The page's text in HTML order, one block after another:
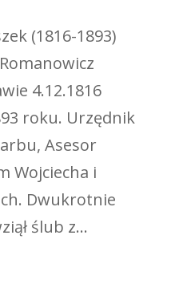
(1816-1893)
4.12.1816
roku. Urzędnik
Asesor
Wojciecha i
Dwukrotnie
ślub z...